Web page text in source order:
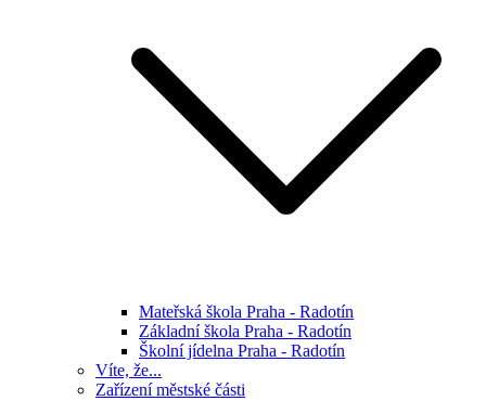
Mateřská škola Praha - Radotín
Základní škola Praha - Radotín
Školní jídelna Praha - Radotín
Víte, že...
Zařízení městské části